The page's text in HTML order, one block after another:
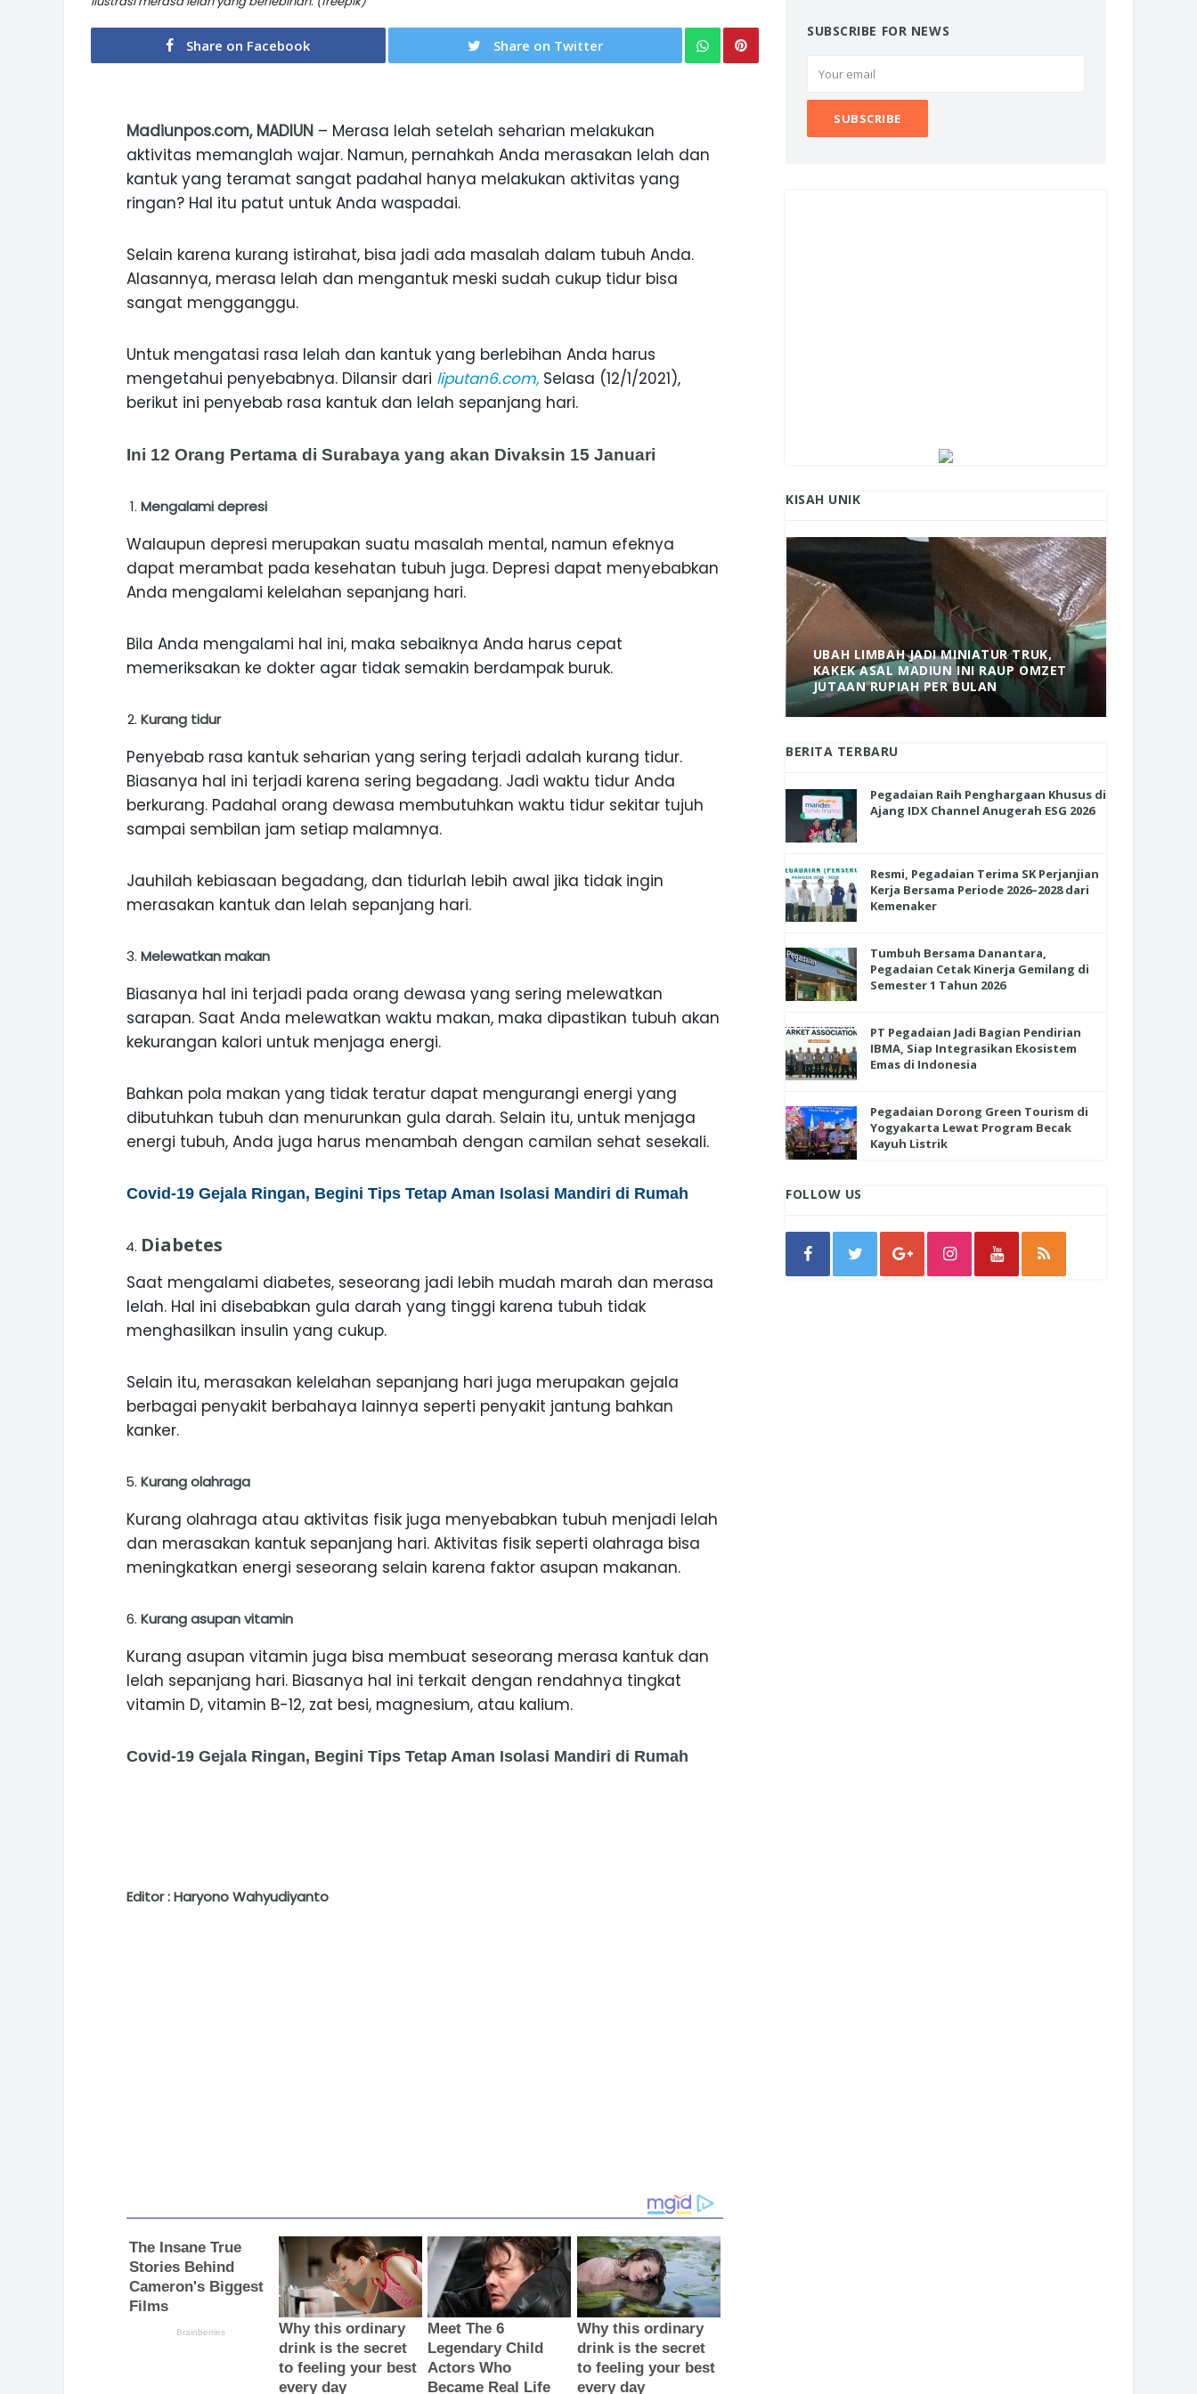
Share on Facebook Share on Twitter
Madiunpos.com, MADIUN – Merasa lelah setelah seharian melakukan
aktivitas memanglah wajar. Namun, pernahkah Anda merasakan lelah dan
kantuk yang teramat sangat padahal hanya melakukan aktivitas yang
ringan? Hal itu patut untuk Anda waspadai.
Selain karena kurang istirahat, bisa jadi ada masalah dalam tubuh Anda.
Alasannya, merasa lelah dan mengantuk meski sudah cukup tidur bisa
sangat mengganggu.
Untuk mengatasi rasa lelah dan kantuk yang berlebihan Anda harus
mengetahui penyebabnya. Dilansir dari liputan6.com, Selasa (12/1/2021),
berikut ini penyebab rasa kantuk dan lelah sepanjang hari.
Ini 12 Orang Pertama di Surabaya yang akan Divaksin 15 Januari
Mengalami depresi
Walaupun depresi merupakan suatu masalah mental, namun efeknya
dapat merambat pada kesehatan tubuh juga. Depresi dapat menyebabkan
Anda mengalami kelelahan sepanjang hari.
Bila Anda mengalami hal ini, maka sebaiknya Anda harus cepat
memeriksakan ke dokter agar tidak semakin berdampak buruk.
Kurang tidur
Penyebab rasa kantuk seharian yang sering terjadi adalah kurang tidur.
Biasanya hal ini terjadi karena sering begadang. Jadi waktu tidur Anda
berkurang. Padahal orang dewasa membutuhkan waktu tidur sekitar tujuh
sampai sembilan jam setiap malamnya.
Jauhilah kebiasaan begadang, dan tidurlah lebih awal jika tidak ingin
merasakan kantuk dan lelah sepanjang hari.
Melewatkan makan
Biasanya hal ini terjadi pada orang dewasa yang sering melewatkan
sarapan. Saat Anda melewatkan waktu makan, maka dipastikan tubuh akan
kekurangan kalori untuk menjaga energi.
Bahkan pola makan yang tidak teratur dapat mengurangi energi yang
dibutuhkan tubuh dan menurunkan gula darah. Selain itu, untuk menjaga
energi tubuh, Anda juga harus menambah dengan camilan sehat sesekali.
Covid-19 Gejala Ringan, Begini Tips Tetap Aman Isolasi Mandiri di Rumah
Diabetes
Saat mengalami diabetes, seseorang jadi lebih mudah marah dan merasa
lelah. Hal ini disebabkan gula darah yang tinggi karena tubuh tidak
menghasilkan insulin yang cukup.
Selain itu, merasakan kelelahan sepanjang hari juga merupakan gejala
berbagai penyakit berbahaya lainnya seperti penyakit jantung bahkan
kanker.
Kurang olahraga
Kurang olahraga atau aktivitas fisik juga menyebabkan tubuh menjadi lelah
dan merasakan kantuk sepanjang hari. Aktivitas fisik seperti olahraga bisa
meningkatkan energi seseorang selain karena faktor asupan makanan.
Kurang asupan vitamin
Kurang asupan vitamin juga bisa membuat seseorang merasa kantuk dan
lelah sepanjang hari. Biasanya hal ini terkait dengan rendahnya tingkat
vitamin D, vitamin B-12, zat besi, magnesium, atau kalium.
Covid-19 Gejala Ringan, Begini Tips Tetap Aman Isolasi Mandiri di Rumah
Editor : Haryono Wahyudiyanto
SUBSCRIBE FOR NEWS
KISAH UNIK
MANIS, LEGIT, DAN PAHIT, NIKMATNYA
ANAK-ANAK BOJONEGORO DAN
NGANJUK SEKOLAH DI SMPN SARADAN
UBAH LIMBAH JADI MINIATUR TRUK,
KAKEK ASAL MADIUN INI RAUP OMZET
JUTAAN RUPIAH PER BULAN
BERITA TERBARU
Pegadaian Raih Penghargaan Khusus di
Ajang IDX Channel Anugerah ESG 2026
Resmi, Pegadaian Terima SK Perjanjian
Kerja Bersama Periode 2026–2028 dari
Kemenaker
Tumbuh Bersama Danantara,
Pegadaian Cetak Kinerja Gemilang di
Semester 1 Tahun 2026
PT Pegadaian Jadi Bagian Pendirian
IBMA, Siap Integrasikan Ekosistem
Emas di Indonesia
Pegadaian Dorong Green Tourism di
Yogyakarta Lewat Program Becak
Kayuh Listrik
FOLLOW US